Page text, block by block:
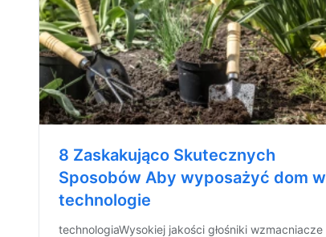
8 Zaskakująco Skutecznych
Sposobów Aby wyposażyć dom w
technologie
technologiaWysokiej jakości głośniki wzmacniacze